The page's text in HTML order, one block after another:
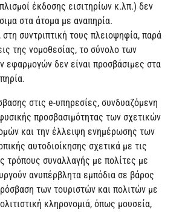
έκδοσης εισιτηρίων κ.λπ.) δεν
στα άτομα με αναπηρία.
στη συντριπτική τους πλειοψηφία, παρά
της νομοθεσίας, το σύνολο των
εφαρμογών δεν είναι προσβάσιμες στα
στις e-υπηρεσίες, συνδυαζόμενη
προσβασιμότητας των σχετικών
και την έλλειψη ενημέρωσης των
αυτοδιοίκησης σχετικά με τις
τρόπους συναλλαγής με πολίτες με
ανυπέρβλητα εμπόδια σε βάρος
των τουριστών και πολιτών με
κληρονομιά, όπως μουσεία,